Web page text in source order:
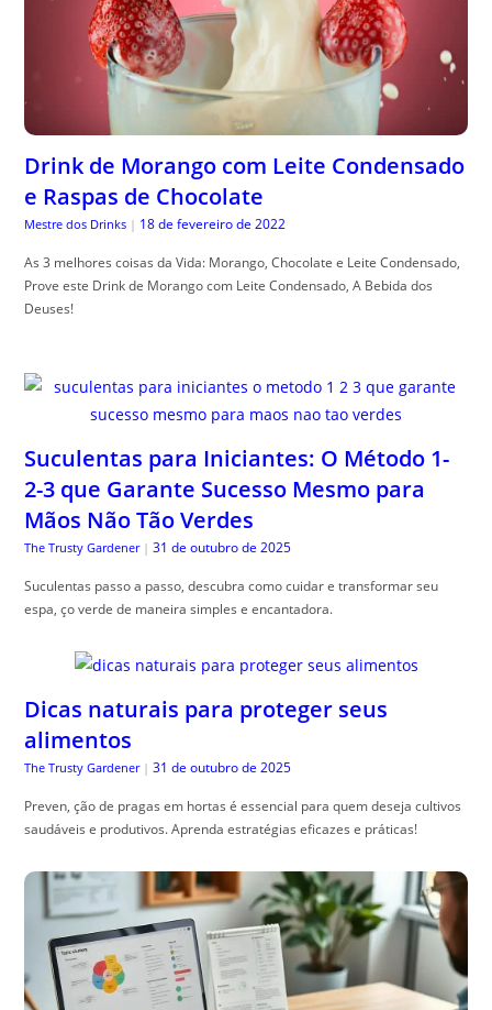
Drink de Morango com Leite Condensado
e Raspas de Chocolate
Mestre dos Drinks | 18 de fevereiro de 2022
As 3 melhores coisas da Vida: Morango, Chocolate e Leite Condensado,
Prove este Drink de Morango com Leite Condensado, A Bebida dos
Deuses!
Suculentas para Iniciantes: O Método 1-
2-3 que Garante Sucesso Mesmo para
Mãos Não Tão Verdes
The Trusty Gardener | 31 de outubro de 2025
Suculentas passo a passo, descubra como cuidar e transformar seu
espa, ço verde de maneira simples e encantadora.
Dicas naturais para proteger seus
alimentos
The Trusty Gardener | 31 de outubro de 2025
Preven, ção de pragas em hortas é essencial para quem deseja cultivos
saudáveis e produtivos. Aprenda estratégias eficazes e práticas!